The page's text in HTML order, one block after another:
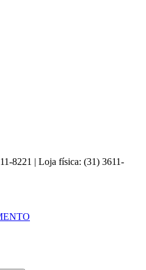
8221 | Loja física: (31) 3611-